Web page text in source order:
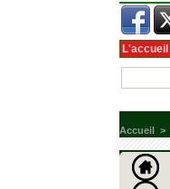
L'accueil
Accueil >